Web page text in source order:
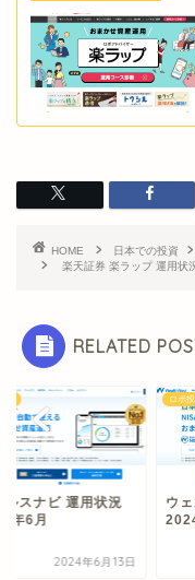
HOME 日本での投資
楽天証券 楽ラップ 運用状
RELATED
ルスナビ 運用状況
年6月
2024年6月13日
ロボ
ウ